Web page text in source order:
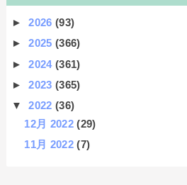
►2026(93)
►2025(366)
►2024(361)
►2023(365)
▼2022(36)
12月 2022(29)
11月 2022(7)